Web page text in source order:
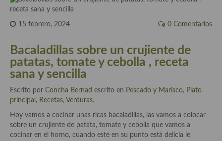
Flores en la cocina recetas
Técnicas de emplatado
El mundo del vino y las bebidas
Tiendas especiales
Especias, hierbas, condimentos, espesantes y aditivos
Historia de la gastronomía, platos celebres, cocineros, críticos,
historias culinarias y otras cosas
15 febrero, 2024 0 Comentarios
Bacaladillas sobre un crujiente de
patatas, tomate y cebolla , receta
sana y sencilla
Escrito por Concha Bernad escrito en Pescado y Marisco, Plato
principal , Recetas, Verduras.
Hoy vamos a cocinar unas ricas bacaladillas, las vamos a colocar
sobre un crujiente de patata, tomate y cebolla que vamos a
cocinar en el horno, cuando este en su punto está delicia le